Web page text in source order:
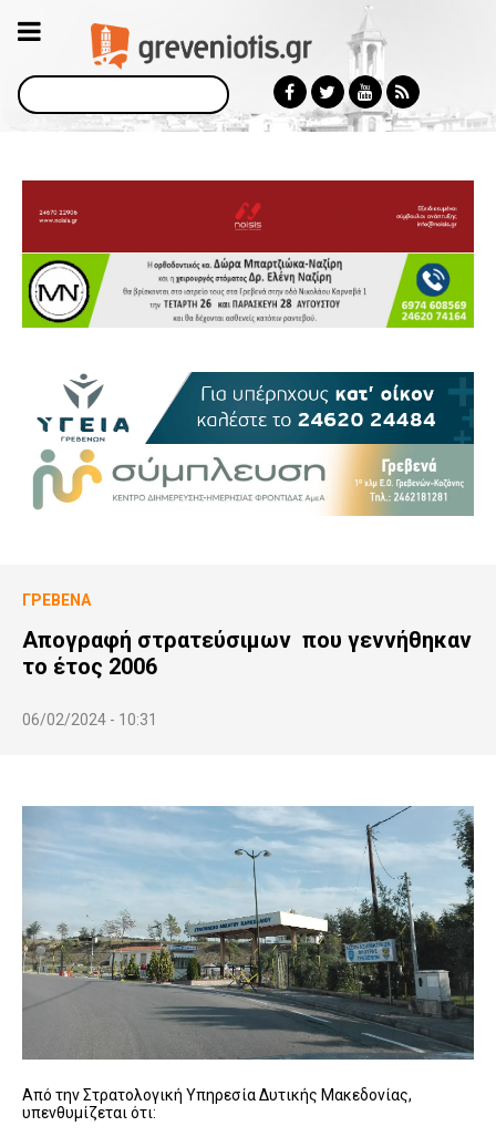
Αναζήτηση
ΓΡΕΒΕΝΆ
Απογραφή στρατεύσιμων που γεννήθηκαν
το έτος 2006
06/02/2024 - 10:31
Από την Στρατολογική Υπηρεσία Δυτικής Μακεδονίας,
υπενθυμίζεται ότι: